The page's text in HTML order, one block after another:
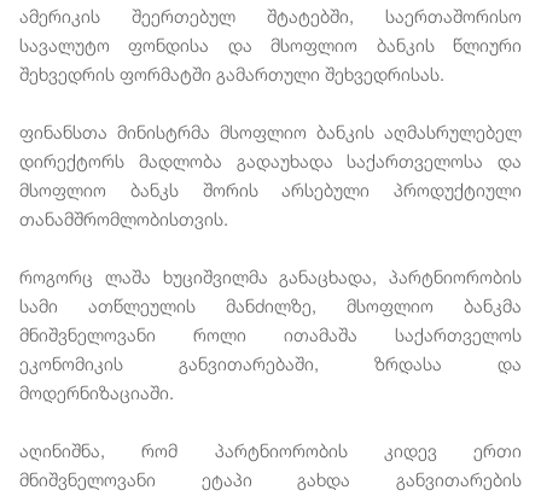
ამერიკის შეერთებულ შტატებში, საერთაშორისო
სავალუტო ფონდისა და მსოფლიო ბანკის წლიური
შეხვედრის ფორმატში გამართული შეხვედრისას.
ფინანსთა მინისტრმა მსოფლიო ბანკის აღმასრულებელ
დირექტორს მადლობა გადაუხადა საქართველოსა და
მსოფლიო ბანკს შორის არსებული პროდუქტიული
თანამშრომლობისთვის.
როგორც ლაშა ხუციშვილმა განაცხადა, პარტნიორობის
სამი ათწლეულის მანძილზე, მსოფლიო ბანკმა
მნიშვნელოვანი როლი ითამაშა საქართველოს
ეკონომიკის განვითარებაში, ზრდასა და
მოდერნიზაციაში.
აღინიშნა, რომ პარტნიორობის კიდევ ერთი
მნიშვნელოვანი ეტაპი გახდა განვითარების